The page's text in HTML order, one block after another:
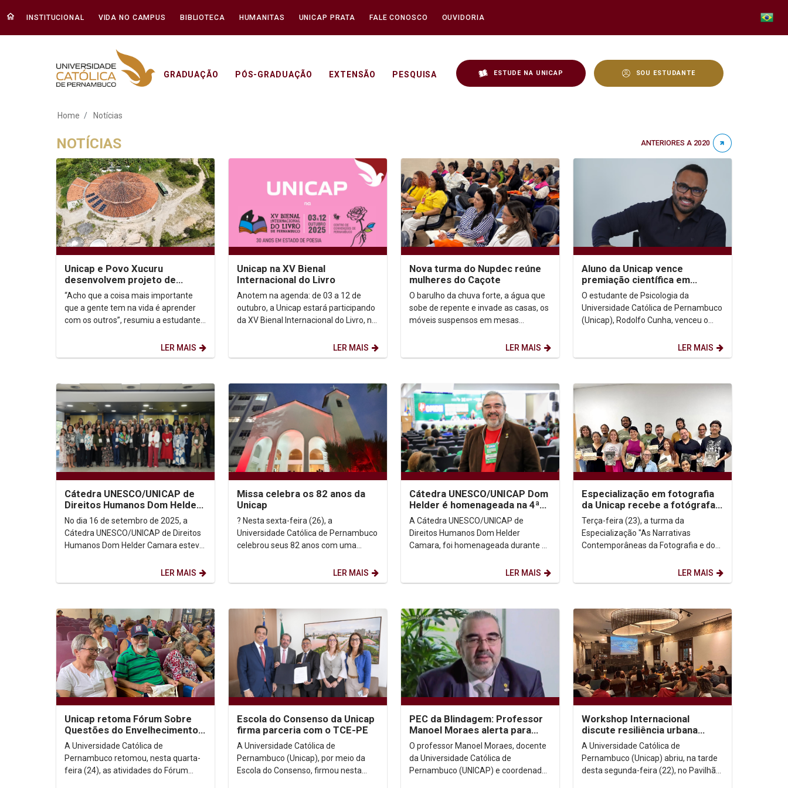
INSTITUCIONAL VIDA NO CAMPUS BIBLIOTECA HUMANITAS UNICAP PRATA FALE CONOSCO OUVIDORIA
GRADUAÇÃO PÓS-GRADUAÇÃO EXTENSÃO PESQUISA ESTUDE NA UNICAP SOU ESTUDANTE
Notícias - Unicap
Home Notícias
NOTÍCIAS ANTERIORES A 2020
Unicap e Povo Xucuru
desenvolvem projeto de
extensão
“Acho que a coisa mais importante
que a gente tem na vida é aprender
com os outros”, resumiu a estudante
LER MAIS
Unicap na XV Bienal
Internacional do Livro
Anotem na agenda: de 03 a 12 de
outubro, a Unicap estará participando
da XV Bienal Internacional do Livro, no
LER MAIS
Nova turma do Nupdec reúne
mulheres do Caçote
O barulho da chuva forte, a água que
sobe de repente e invade as casas, os
móveis suspensos em mesas
LER MAIS
Aluno da Unicap vence
premiação científica em
Psicologia
O estudante de Psicologia da
Universidade Católica de Pernambuco
(Unicap), Rodolfo Cunha, venceu o
LER MAIS
Cátedra UNESCO/UNICAP de
Direitos Humanos Dom Helder
Camara participa de Encontro
Nacional das...
No dia 16 de setembro de 2025, a
Cátedra UNESCO/UNICAP de Direitos
Humanos Dom Helder Camara esteve
LER MAIS
Missa celebra os 82 anos da
Unicap
? Nesta sexta-feira (26), a
Universidade Católica de Pernambuco
celebrou seus 82 anos com uma
professores (as), funcionários (as)...
LER MAIS
Cátedra UNESCO/UNICAP Dom
Helder é homenageada na 4ª
Conferência Municipal de
Direitos Humanos do...
A Cátedra UNESCO/UNICAP de
Direitos Humanos Dom Helder
Camara, foi homenageada durante a
Humanos do Recife, realizada...LER MAIS
Especialização em fotografia
da Unicap recebe a fotógrafa
Ana Farache
Terça-feira (23), a turma da
Especialização "As Narrativas
Contemporâneas da Fotografia e do
LER MAIS
Unicap retoma Fórum Sobre
Questões do Envelhecimento
com reflexão sobre Ecologia
Integral
A Universidade Católica de
Pernambuco retomou, nesta quarta-
feira (24), as atividades do Fórum
Escola do Consenso da Unicap
firma parceria com o TCE-PE
A Universidade Católica de
Pernambuco (Unicap), por meio da
Escola do Consenso, firmou nesta
PEC da Blindagem: Professor
Manoel Moraes alerta para
retrocessos graves em
entrevistas à Rede Globo
O professor Manoel Moraes, docente
da Universidade Católica de
Pernambuco (UNICAP) e coordenador
Workshop Internacional
discute resiliência urbana
integrada na Borda Histórica
Continental do Recife
A Universidade Católica de
Pernambuco (Unicap) abriu, na tarde
desta segunda-feira (22), no Pavilhão